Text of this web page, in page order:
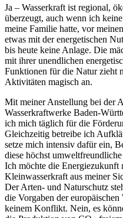
Ja – Wasserkraft ist regional,
überzeugt, auch wenn ich
meine Familie hatte, vor
etwas mit der energetischen
bis heute keine Anlage. Die
mit ihrer unendlichen
Funktionen für die Natur zieht
Aktivitäten magisch an.
Mit meiner Anstellung bei der
Wasserkraftwerke Baden-
ich mich täglich für die
Gleichzeitig betreibe ich
setze mich intensiv dafür ein,
diese höchst
Ich möchte die Energiezukunft
Kleinwasserkraft aus meiner
Der Arten- und Naturschutz
die Vorgaben der
keinem Konflikt. Nein, es